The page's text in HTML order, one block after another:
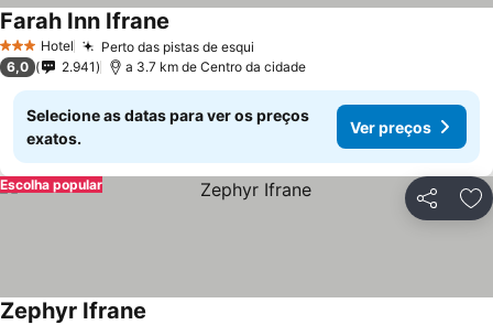
3 EstrelasHotel Perto das pistas de esqui
Farah Inn Ifrane
6,0 2.941 a 3.7 km de Centro da cidade
Selecione as datas para ver os preços
exatos.
Ver preços
Partilhar
Escolha popular
Zephyr Ifrane